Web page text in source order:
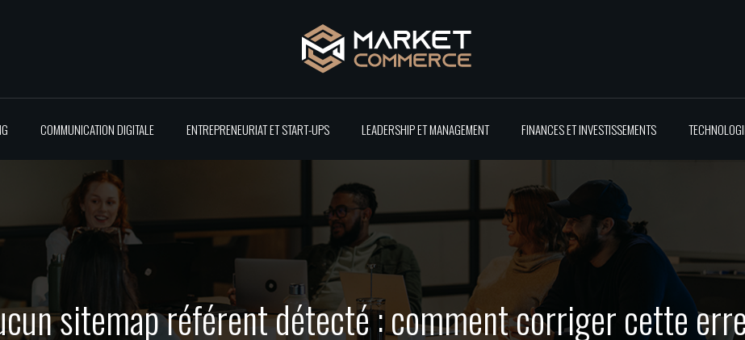
COMMUNICATION DIGITALE ENTREPRENEURIAT ET START-UPS LEADERSHIP ET MANAGEMENT FINANCES ET INVESTISSEMENTS
sitemap référent détecté : comment corriger cette